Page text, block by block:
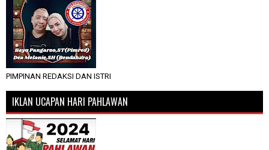
PIMPINAN REDAKSI DAN ISTRI
IKLAN UCAPAN HARI PAHLAWAN